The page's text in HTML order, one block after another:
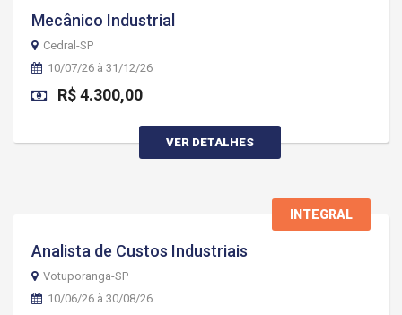
Mecânico Industrial
Cedral-SP
10/07/26 à 31/12/26
R$ 4.300,00
VER DETALHES
INTEGRAL
Analista de Custos Industriais
Votuporanga-SP
10/06/26 à 30/08/26